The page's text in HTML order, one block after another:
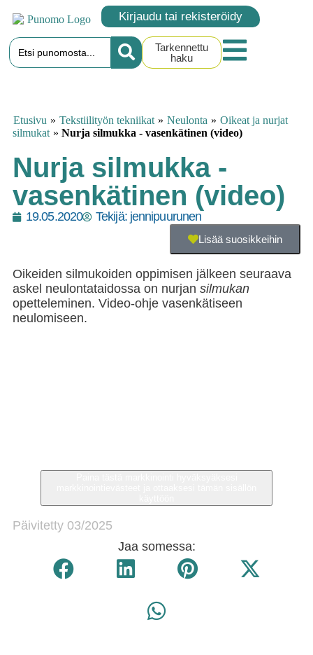
Kirjaudu tai rekisteröidy
Tarkennettu
haku
Etusivu » Tekstiilityön tekniikat » Neulonta » Oikeat ja nurjat
silmukat » Nurja silmukka - vasenkätinen (video)
Nurja silmukka -
vasenkätinen (video)
19.05.2020 Tekijä:jennipuurunen
Lisää suosikkeihin
Oikeiden silmukoiden oppimisen jälkeen seuraava
askel neulontataidossa on nurjan silmukan
opetteleminen. Video-ohje vasenkätiseen
neulomiseen.
Päivitetty 03/2025
Jaa somessa: